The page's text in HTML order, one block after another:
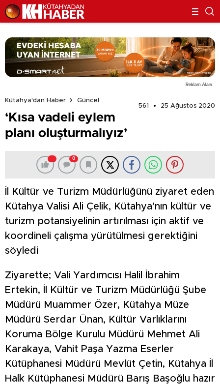
Reklam Alanı
Kütahya'dan Haber
Güncel
561
25 Ağustos 2020
‘Kısa vadeli eylem
planı oluşturmalıyız’
0
İl Kültür ve Turizm Müdürlüğünü ziyaret eden
Kütahya Valisi Ali Çelik, Kütahya’nın kültür ve
turizm potansiyelinin artırılması için aktif ve
koordineli çalışma yürütülmesi gerektiğini
söyledi
Ziyarette; Vali Yardımcısı Halil İbrahim
Ertekin, İl Kültür ve Turizm Müdürlüğü Şube
Müdürü Muammer Özer, Kütahya Müze
Müdürü Serdar Ünan, Kültür Varlıklarını
Koruma Bölge Kurulu Müdürü Mehmet Ali
Karakaya, Vahit Paşa Yazma Eserler
Kütüphanesi Müdürü Mevlüt Çetin, Kütahya İl
Halk Kütüphanesi Müdürü Barış Başoğlu hazır